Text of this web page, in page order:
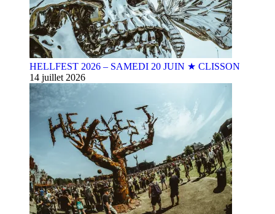
HELLFEST 2026 – SAMEDI 20 JUIN ★ CLISSON
14 juillet 2026